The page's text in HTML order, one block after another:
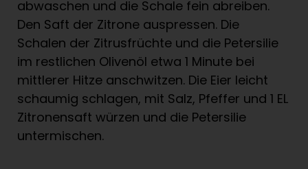
abwaschen und die Schale fein abreiben.
Den Saft der Zitrone auspressen. Die
Schalen der Zitrusfrüchte und die Petersilie
im restlichen Olivenöl etwa 1 Minute bei
mittlerer Hitze anschwitzen. Die Eier leicht
schaumig schlagen, mit Salz, Pfeffer und 1 EL
Zitronensaft würzen und die Petersilie
untermischen.